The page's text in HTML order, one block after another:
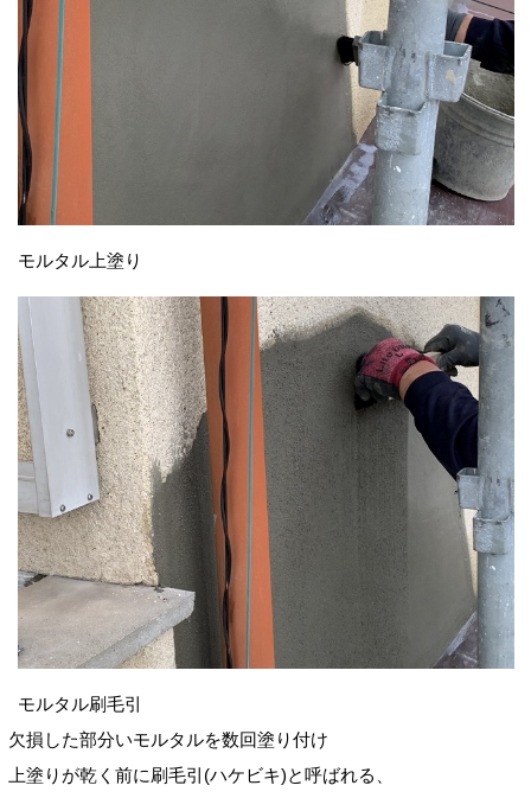
モルタル上塗り
モルタル刷毛引
欠損した部分いモルタルを数回塗り付け
上塗りが乾く前に刷毛引(ハケビキ)と呼ばれる、